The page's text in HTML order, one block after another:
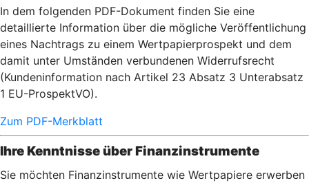
In dem folgenden PDF-Dokument finden Sie eine
detaillierte Information über die mögliche Veröffentlichung
eines Nachtrags zu einem Wertpapierprospekt und dem
damit unter Umständen verbundenen Widerrufsrecht
(Kundeninformation nach Artikel 23 Absatz 3 Unterabsatz
1 EU-ProspektVO).
Zum PDF-Merkblatt
Ihre Kenntnisse über Finanzinstrumente
Sie möchten Finanzinstrumente wie Wertpapiere erwerben